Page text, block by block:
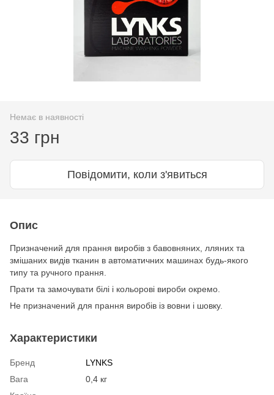
Немає в наявності
33 грн
Повідомити, коли з'явиться
Опис
Призначений для прання виробів з бавовняних, лляних та
змішаних видів тканин в автоматичних машинах будь-якого
типу та ручного прання.
Прати та замочувати білі і кольорові вироби окремо.
Не призначений для прання виробів із вовни і шовку.
Характеристики
Бренд
LYNKS
Вага
0,4 кг